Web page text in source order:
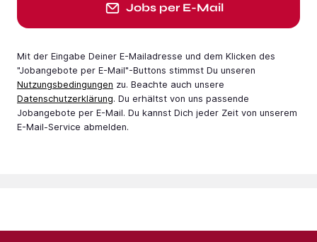
Jobs per E-Mail
Mit der Eingabe Deiner E-Mail­adresse und dem Klicken des
"Jobangebote per E-Mail"-Buttons stimmst Du unseren
Nutzungsbedingungen zu. Beachte auch unsere
Datenschutzerklärung. Du erhältst von uns passende
Jobangebote per E-Mail. Du kannst Dich jeder Zeit von unserem
E-Mail-Service abmelden.